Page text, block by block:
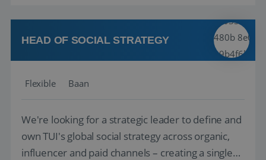
deze onderdelen zijn nu samen gevoegd...
HEAD OF SOCIAL STRATEGY
Flexible Baan
We're looking for a strategic leader to define and
own TUI's global social strategy across organic,
influencer and paid channels – creating a single